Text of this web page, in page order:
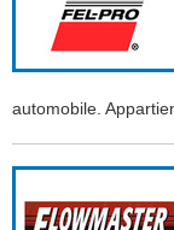
automobile.